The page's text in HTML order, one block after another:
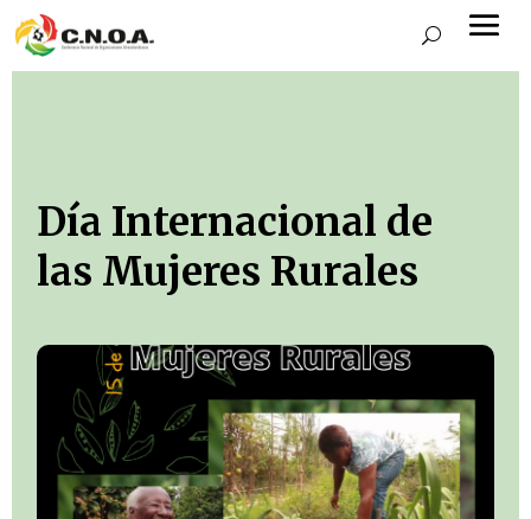
Día Internacional de
las Mujeres Rurales